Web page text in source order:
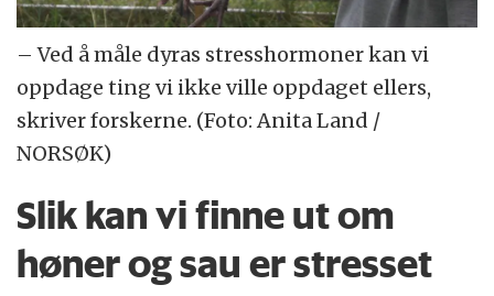
– Ved å måle dyras stresshormoner kan vi
oppdage ting vi ikke ville oppdaget ellers,
skriver forskerne. (Foto: Anita Land /
NORSØK)
Slik kan vi finne ut om
høner og sau er stresset